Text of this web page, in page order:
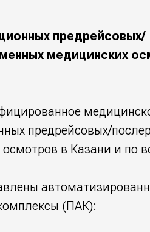
предрейсовых/
медицинских
предрейсовых/
в Казани и по
(ПАК):